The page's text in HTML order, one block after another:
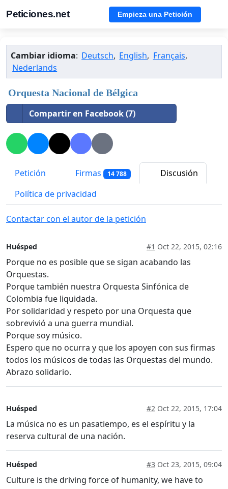
Peticiones.net Empieza una Petición
Cambiar idioma: Deutsch, English, Français,
Nederlands
Orquesta Nacional de Bélgica
Compartir en Facebook (7)
Petición Firmas 14 788
Discusión
Política de privacidad
Contactar con el autor de la petición
Huésped #1 Oct 22, 2015, 02:16
Porque no es posible que se sigan acabando las
Orquestas.
Porque también nuestra Orquesta Sinfónica de
Colombia fue liquidada.
Por solidaridad y respeto por una Orquesta que
sobrevivió a una guerra mundial.
Porque soy músico.
Espero que no ocurra y que los apoyen con sus firmas
todos los músicos de todas las Orquestas del mundo.
Abrazo solidario.
Huésped #2 Oct 22, 2015, 17:04
La música no es un pasatiempo, es el espíritu y la
reserva cultural de una nación.
Huésped #3 Oct 23, 2015, 09:04
Culture is the driving force of humanity, we have to